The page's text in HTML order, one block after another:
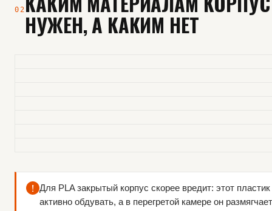
02
НУЖЕН, А КАКИМ НЕТ
! Для PLA закрытый корпус скорее вредит: этот
активно обдувать, а в перегретой камере он